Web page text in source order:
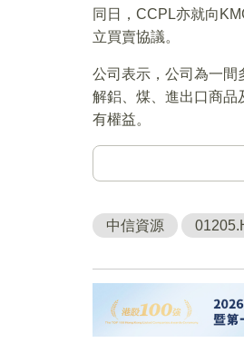
同日，CCPL亦就向
立買賣協議。
公司表示，公司為一間
解鋁、煤、進出口商品
有權益。
中信資源